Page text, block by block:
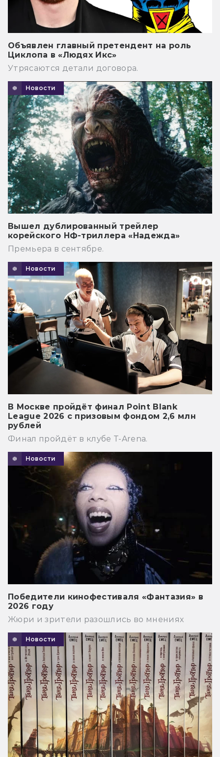
Объявлен главный претендент на роль
Циклопа в «Людях Икс»
Утрясаются детали договора.
Новости
Вышел дублированный трейлер
корейского НФ-триллера «Надежда»
Премьера в сентябре.
Новости
В Москве пройдёт финал Point Blank
League 2026 с призовым фондом 2,6 млн
рублей
Финал пройдёт в клубе T-Arena.
Новости
Победители кинофестиваля «Фантазия» в
2026 году
Жюри и зрители разошлись во мнениях
Новости